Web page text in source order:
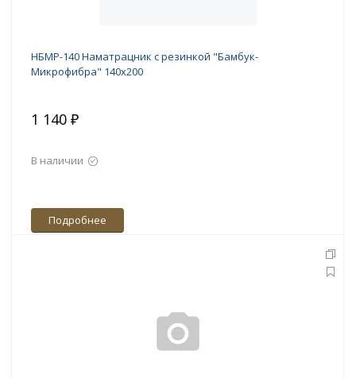
НБМР-140 Наматрацник с резинкой "Бамбук-
Микрофибра" 140х200
1 140 ₽
В наличии
Подробнее